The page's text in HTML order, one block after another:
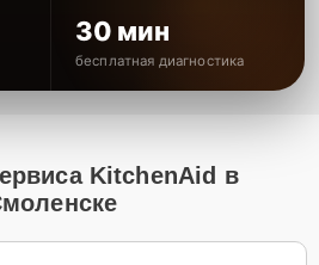
30 мин
бесплатная диагностика
KitchenAid в